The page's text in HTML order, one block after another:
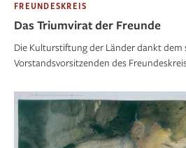
FREUNDESKREIS
Das Triumvirat der Freunde
Die Kulturstiftung der Länder dankt dem
Vorstandsvorsitzenden des